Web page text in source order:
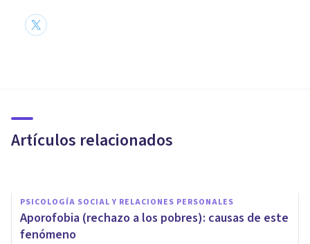
Artículos relacionados
comunicación
PSICOLOGÍA SOCIAL Y RELACIONES PERSONALES
​Aporofobia (rechazo a los pobres): causas de este
fenómeno